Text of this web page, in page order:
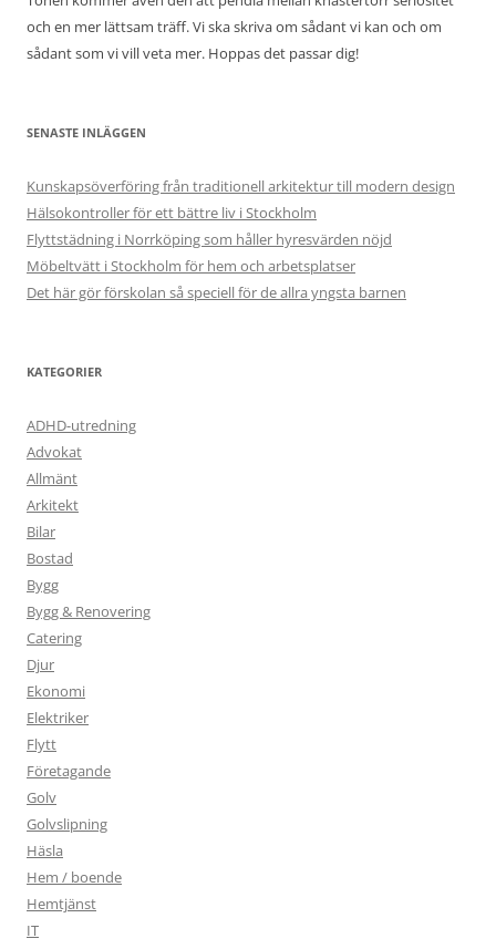
och en mer lättsam träff. Vi ska skriva om sådant vi kan och om
sådant som vi vill veta mer. Hoppas det passar dig!
SENASTE INLÄGGEN
Kunskapsöverföring från traditionell arkitektur till modern design
Hälsokontroller för ett bättre liv i Stockholm
Flyttstädning i Norrköping som håller hyresvärden nöjd
Möbeltvätt i Stockholm för hem och arbetsplatser
Det här gör förskolan så speciell för de allra yngsta barnen
KATEGORIER
ADHD-utredning
Advokat
Allmänt
Arkitekt
Bilar
Bostad
Bygg
Bygg & Renovering
Catering
Djur
Ekonomi
Elektriker
Flytt
Företagande
Golv
Golvslipning
Häsla
Hem / boende
Hemtjänst
IT